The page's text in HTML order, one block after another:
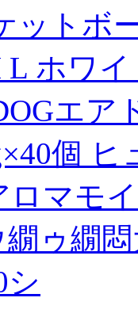
ットボ
L ホワ
エア
個
ロマモ
ゥ繝
シ